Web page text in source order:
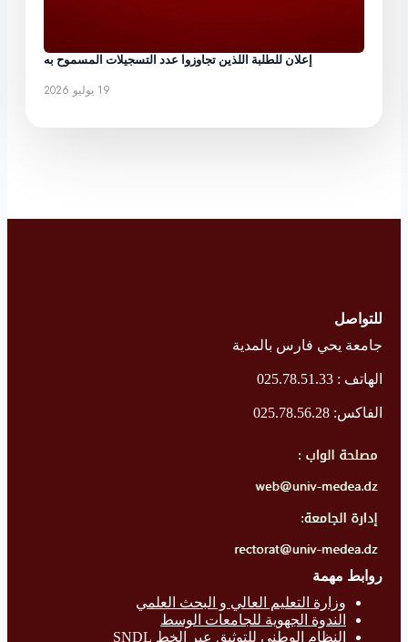
إعلان للطلبة اللذين تجاوزوا عدد التسجيلات المسموح به
19 يوليو 2026
للتواصل
جامعة يحي فارس بالمدية
الهاتف : 025.78.51.33
الفاكس: 025.78.56.28
روابط مهمة
وزارة التعليم العالي و البحث العلمي
الندوة الجهوية للجامعات الوسط
النظام الوطني للتوثيق عبر الخط